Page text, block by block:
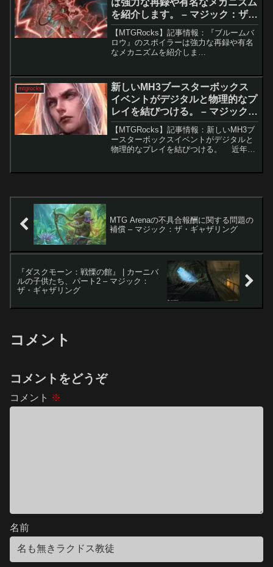
を紹介します。 – マジック：ザ・
ギャザリング
【MTGRocks】記事情報：『ブルームバ
ロウ』のスポイラーは強力な再録や有名
なメカニズムを紹介しま
れ、既に多くのカードが話題となってい
ます。この...
mtgrocks
新しいMH3ブースターボックス
イベントがデジタルと物理的なプ
レイを結びつける。 – マジック：
ザ・ギャザリング
【MTGRocks】記事情報：新しいMH3ブ
ースターボックスイベントがデジタルと
物理的なプレイを結びつける。 近年、
MTG Arenaの不具合報酬に関する問題の
補償 – マジック：ザ・ギャザリング
『ダスクモーン：戦慄の館』 | カーニバ
ルの子供たち、パート2 – マジック：
ザ・ギャザリング
コメント
コメントをどうぞ
コメント ※
名前